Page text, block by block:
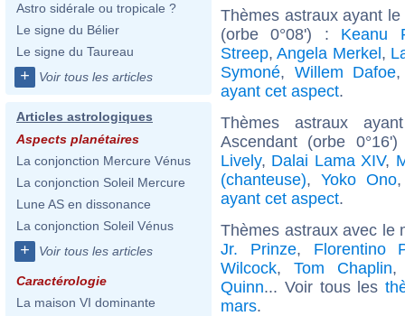
Astro sidérale ou tropicale ?
Le signe du Bélier
Le signe du Taureau
+ Voir tous les articles
Articles astrologiques
Aspects planétaires
La conjonction Mercure Vénus
La conjonction Soleil Mercure
Lune AS en dissonance
La conjonction Soleil Vénus
+ Voir tous les articles
Caractérologie
La maison VI dominante
Thèmes astraux ayant
(orbe 0°08') : Keanu
Streep,Angela Merkel,
Symoné, Willem Dafoe
ayant cet aspect.
Thèmes astraux
Ascendant (orbe
Lively, Dalai Lama XIV,
(chanteuse),Yoko Ono
ayant cet aspect.
Thèmes astraux avec le
Jr. Prinze, Florentino
Wilcock, Tom Chaplin
Quinn... Voir tous les
mars.